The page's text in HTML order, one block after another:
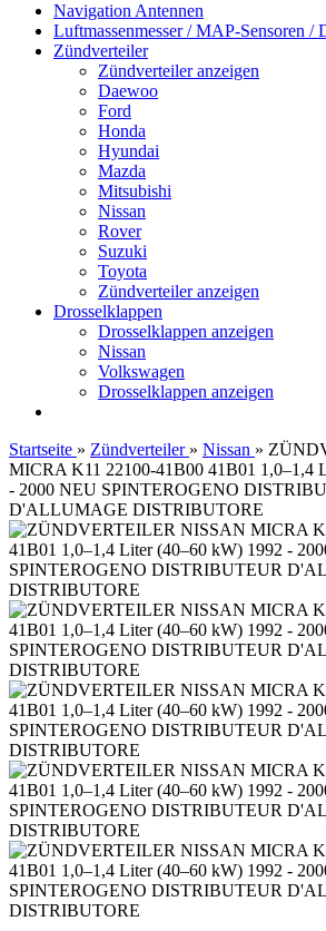
Navigation Antennen
Luftmassenmesser / MAP-Sensoren /
Zündverteiler
Zündverteiler anzeigen
Daewoo
Ford
Honda
Hyundai
Mazda
Mitsubishi
Nissan
Rover
Suzuki
Toyota
Zündverteiler anzeigen
Drosselklappen
Drosselklappen anzeigen
Nissan
Volkswagen
Drosselklappen anzeigen
Startseite » Zündverteiler » Nissan »
MICRA K11 22100-41B00 41B01 1,0–1,4
- 2000 NEU SPINTEROGENO
D'ALLUMAGE DISTRIBUTORE